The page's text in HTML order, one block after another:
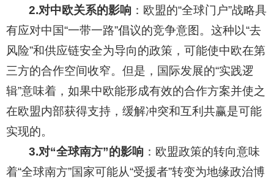
2.对中欧关系的影响 ：欧盟的“全球门户”战略具
有应对中国“一带一路”倡议的竞争意图。这种以“去
风险”和供应链安全为导向的政策，可能使中欧在第
三方的合作空间收窄。但是，国际发展的“实践逻
辑”意味着，如果中欧能形成有效的合作方案并使之
在欧盟内部获得支持，缓解冲突和互利共赢是可能
实现的。
3.对“全球南方”的影响 ：欧盟政策的转向意味
着“全球南方”国家可能从“受援者”转变为地缘政治博